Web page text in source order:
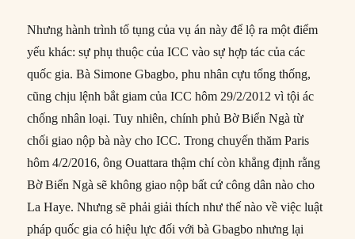
Nhưng hành trình tố tụng của vụ án này để lộ ra một điểm
yếu khác: sự phụ thuộc của ICC vào sự hợp tác của các
quốc gia. Bà Simone Gbagbo, phu nhân cựu tổng thống,
cũng chịu lệnh bắt giam của ICC hôm 29/2/2012 vì tội ác
chống nhân loại. Tuy nhiên, chính phủ Bờ Biển Ngà từ
chối giao nộp bà này cho ICC. Trong chuyến thăm Paris
hôm 4/2/2016, ông Ouattara thậm chí còn khẳng định rằng
Bờ Biển Ngà sẽ không giao nộp bất cứ công dân nào cho
La Haye. Nhưng sẽ phải giải thích như thế nào về việc luật
pháp quốc gia có hiệu lực đối với bà Gbagbo nhưng lại